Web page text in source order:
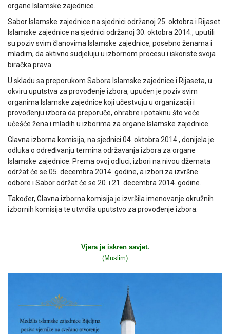
organe Islamske zajednice.
Sabor Islamske zajednice na sjednici održanoj 25. oktobra i Rijaset
Islamske zajednice na sjednici održanoj 30. oktobra 2014., uputili
su poziv svim članovima Islamske zajednice, posebno ženama i
mladim, da aktivno sudjeluju u izbornom procesu i iskoriste svoja
biračka prava.
U skladu sa preporukom Sabora Islamske zajednice i Rijaseta, u
okviru uputstva za provođenje izbora, upućen je poziv svim
organima Islamske zajednice koji učestvuju u organizaciji i
provođenju izbora da preporuče, ohrabre i potaknu što veće
učešće žena i mladih u izborima za organe Islamske zajednice.
Glavna izborna komisija, na sjednici 04. oktobra 2014., donijela je
odluka o određivanju termina održavanja izbora za organe
Islamske zajednice. Prema ovoj odluci, izbori na nivou džemata
održat će se 05. decembra 2014. godine, a izbori za izvršne
odbore i Sabor održat će se 20. i 21. decembra 2014. godine.
Također, Glavna izborna komisija je izvršila imenovanje okružnih
izbornih komisija te utvrdila uputstvo za provođenje izbora.
Vjera je iskren savjet.
(Muslim)